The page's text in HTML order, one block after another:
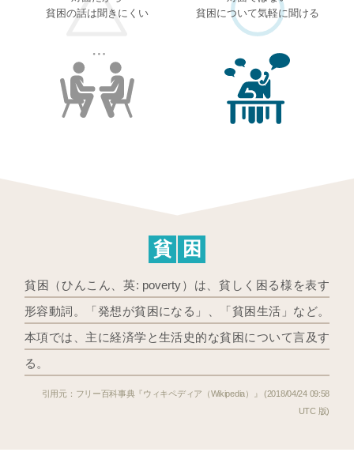
貧困の話は聞きにくい
貧困について気軽に聞ける
貧 困
貧困（ひんこん、英: poverty）は、貧しく困る様を表す
形容動詞。「発想が貧困になる」、「貧困生活」など。
本項では、主に経済学と生活史的な貧困について言及す
る。
フリー百科事典『ウィキペディア（Wikipedia）』 (2018/04/24 09:58
UTC 版)